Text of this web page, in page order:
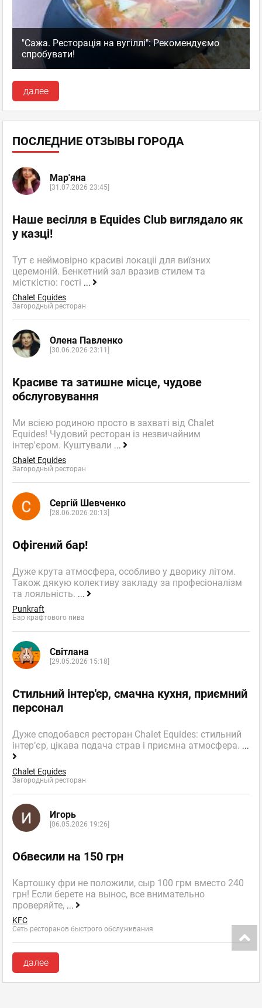
"Сажа. Ресторація на вугіллі": Рекомендуємо
спробувати!
далее
ПОСЛЕДНИЕ ОТЗЫВЫ ГОРОДА
Мар'яна
[31.07.2026 23:45]
Наше весілля в Equides Club виглядало як
у казці!
Тут є неймовірно красиві локаціі для виїзних
церемоній. Бенкетний зал вразив стилем та
місткістю: гості ...
Chalet Equides
Загородный ресторан
Олена Павленко
[30.06.2026 23:11]
Красиве та затишне місце, чудове
обслуговування
Ми всією родиною просто в захваті від Chalet
Equides! Чудовий ресторан із незвичайним
інтер'єром. Куштували ...
Chalet Equides
Загородный ресторан
Сергій Шевченко
[28.06.2026 20:13]
Офігений бар!
Дуже крута атмосфера, особливо у дворику літом.
Також дякую колективу закладу за професіоналізм
та лояльність. ...
Punkraft
Бар крафтового пива
Світлана
[29.05.2026 15:18]
Стильний інтер'єр, смачна кухня, приємний
персонал
Дуже сподобався ресторан Chalet Equides: стильний
інтер’єр, цікава подача страв і приємна атмосфера. ...
Chalet Equides
Загородный ресторан
Игорь
[06.05.2026 19:26]
Обвесили на 150 грн
Картошку фри не положили, сыр 100 грм вместо 240
грн! Если берете на вынос, все внимательно
проверяйте, ...
KFC
Сеть ресторанов быстрого обслуживания
далее